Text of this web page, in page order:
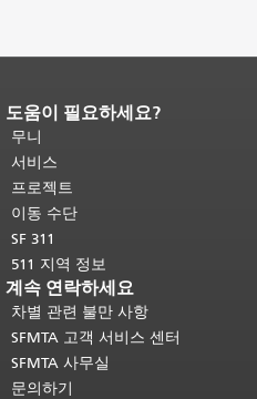
페이지 내용 끝입니다.이 페이지의 나
머지 내용은 모든 페이지에 반복됩니
다.메인 콘텐츠 상단으로 돌아가려면
여기를 클릭하십시오
도움이 필요하세요?
무니
서비스
프로젝트
이동 수단
SF 311
511 지역 정보
계속 연락하세요
차별 관련 불만 사항
SFMTA 고객 서비스 센터
SFMTA 사무실
문의하기